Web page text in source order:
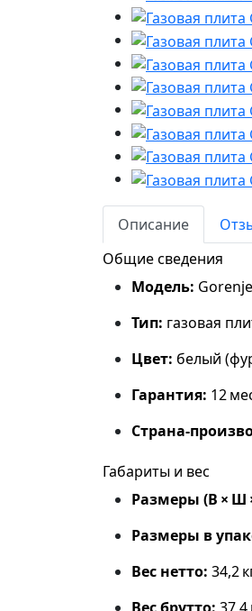
Описание
Общие сведения
Модель:
Тип: газовая
Цвет: белый
Гарантия: 12
Габариты и вес
Размеры (В × Ш
Размеры в
Вес нетто: 34,2